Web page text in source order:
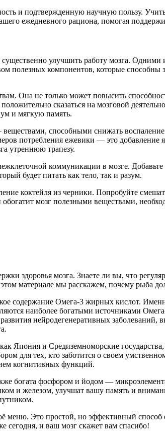
и подтвержденную научную пользу.
ежедневного рациона, помогая
улучшить работу мозга.
компонентов, которые способны
Она не только может повысить
сказаться на мозговой
ум и мягкую память.
способными снижать
потребления ежевики — это добавление
утреннюю трапезу.
коммуникации в мозге.
будет питать как тело, так и разум.
коктейля из черники. Попробуйте
мозг полезными веществами,
здоровья мозга. Знаете ли вы, что
материале мы расскажем, почему рыба
содержание Омега-3 жирных кислот.
наиболее богатыми источниками
нейродегенеративных заболеваний,
Япония и Средиземноморские
для тех, кто заботится о своем
когнитивных функций.
богата фосфором и йодом —
и железом, улучшат вашу память и
меню. Это простой, но эффективный
сегодня, и ваш мозг скажет вам спасибо!